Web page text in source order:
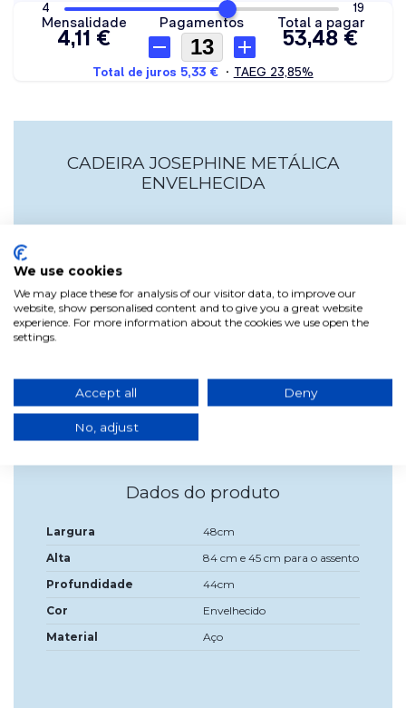
CADEIRA JOSEPHINE METÁLICA
ENVELHECIDA
Perfeito para adicionar um toque industrial vintage aos
A Cadeira Josephine Metálica Envelhecida é uma cadeira de
estilo industrial feita de aço com acabamento envelhecido
que graças ao seu tratamento de fosfato é uma cadeira mais
conhecido mundialmente. Perfeito para sua sala de estar,
sala de jantar, cozinha e/ou espaços ao ar livre, como jardim
e terraço.
Dados do produto
Largura
48cm
Alta
84 cm e 45 cm para o assento
Profundidade
44cm
Cor
Envelhecido
Material
Aço
We use cookies
We may place these for analysis of our visitor data, to improve our
website, show personalised content and to give you a great website
experience. For more information about the cookies we use open the
settings.
Accept all Deny
No, adjust